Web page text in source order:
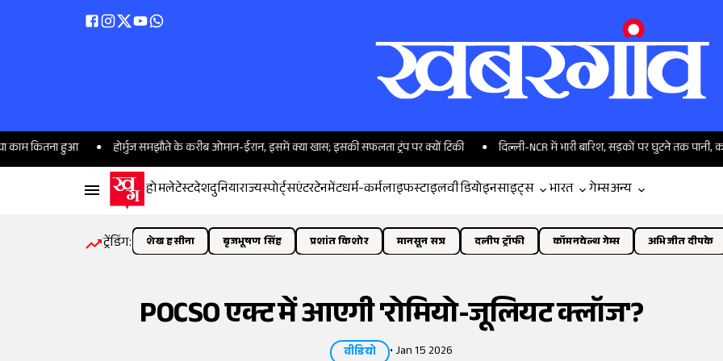
हुआ होर्मुज समझौते के करीब ओमान-ईरान, इसमें क्या खास; इसकी सफलता ट्रंप पर क्यों टिकी दिल्ली-NCR में भारी बारिश, सड़कों पर घुटने तक पानी, कल कैसा
होमलेटेस्टदेशदुनियाराज्यस्पोर्ट्सएंटरटेनमेंटधर्म-कर्मलाइफस्टाइलवीडियोइनसाइट्स भारत गेम्सअन्य
ट्रेंडिंग: शेख हसीना बृजभूषण सिंह प्रशांत किशोर मानसून सत्र दलीप ट्रॉफी कॉमनवेल्थ गेम्स अभिजीत दीपके
POCSO एक्ट में आएगी 'रोमियो-जूलियट क्लॉज'?
वीडियो •Jan 15 2026